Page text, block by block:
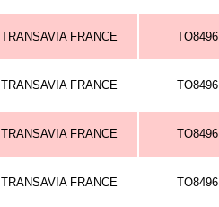
TRANSAVIA FRANCE TO8496
TRANSAVIA FRANCE TO8496
TRANSAVIA FRANCE TO8496
TRANSAVIA FRANCE TO8496